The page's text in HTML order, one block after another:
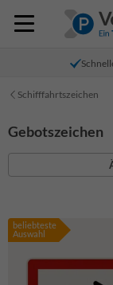
Schifffahrtszeichen
Gebotszeichen
beliebteste
Auswahl